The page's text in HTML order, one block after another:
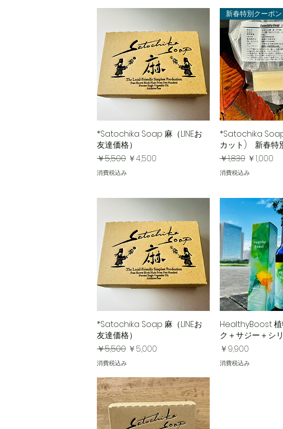
クイックビュー
*Satochika Soap 麻（LINEお
友達価格）
通常価格
￥5,500 セール価格
￥4,500
消費税込み
クイック
*Satochika
カット) 新春特
通常価格
￥1,830 セール価格
￥1,000
消費税込み
クイックビュー
*Satochika Soap 麻（LINEお
友達価格）
通常価格
￥5,500 セール価格
￥5,000
消費税込み
クイック
HealthyBoost
ク＋サジー＋シ
価格
￥9,900
消費税込み